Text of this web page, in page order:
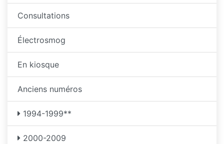
Consultations
Électrosmog
En kiosque
Anciens numéros
1994-1999**
2000-2009